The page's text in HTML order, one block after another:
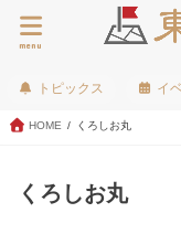
menu
トピックス イ
HOME くろしお丸
くろしお丸